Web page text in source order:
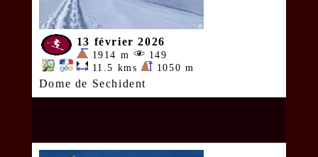
13 février 2026
1914 m
149
11.5 kms
1050 m
Dome de Sechident